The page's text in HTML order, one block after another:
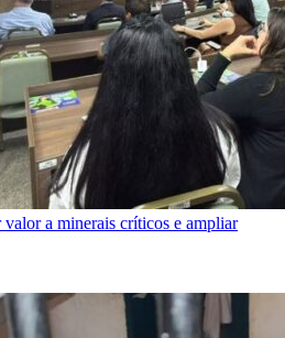
valor a minerais críticos e ampliar